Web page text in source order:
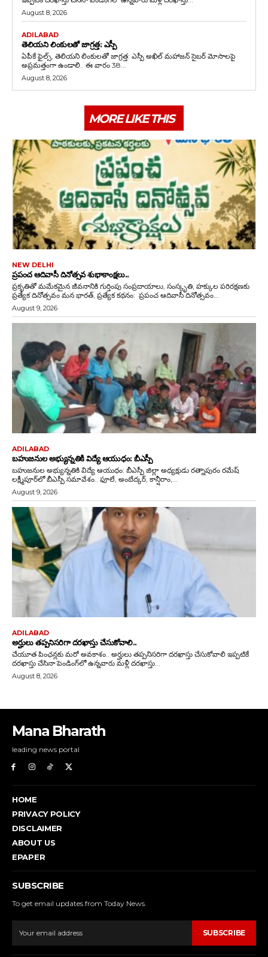
Mana Bharath
leading news portal
HOME
PRIVACY POLICY
DISCLAIMER
ABOUT US
EPAPER
SUBSCRIBE
To get email updates from Today News.
SUBSCRIBE